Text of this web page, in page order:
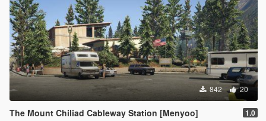
842 20
The Mount Chiliad Cableway Station [Menyoo] 1.0